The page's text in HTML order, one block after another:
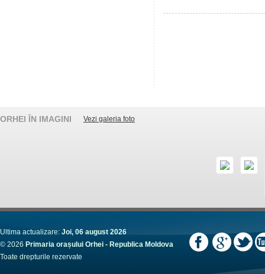
ORHEI ÎN IMAGINI Vezi galeria foto
Ultima actualizare: Joi, 06 august 2026
© 2026 Primaria orașului Orhei - Republica Moldova
Toate drepturile rezervate